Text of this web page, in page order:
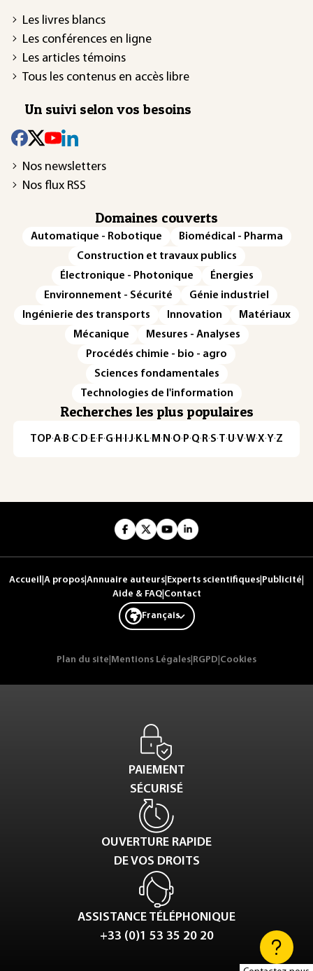
Les livres blancs
Les conférences en ligne
Les articles témoins
Tous les contenus en accès libre
Un suivi selon vos besoins
Nos newsletters
Nos flux RSS
Domaines couverts
Automatique - Robotique
Biomédical - Pharma
Construction et travaux publics
Électronique - Photonique
Énergies
Environnement - Sécurité
Génie industriel
Ingénierie des transports
Innovation
Matériaux
Mécanique
Mesures - Analyses
Procédés chimie - bio - agro
Sciences fondamentales
Technologies de l'information
Recherches les plus populaires
TOP·A·B·C· D· E· F·G· H · ·J· K· L· M · N ·O· P·Q· R·S·T·U·V·W·X·Y·Z
Accueil A propos Annuaire auteurs Experts scientifiques Publicité
Aide & FAQ| Contact
Français
Plan du site Mentions Légales RGPD Cookies
PAIEMENT
SÉCURISÉ
OUVERTURE RAPIDE
DE VOS DROITS
ASSISTANCE TÉLÉPHONIQUE
+33 (0)1 53 35 20 20